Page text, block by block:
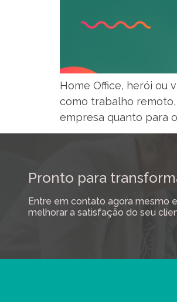
Home Office, herói ou
como trabalho
empresa quanto para
Pronto para
Entre em contato agora mesmo
melhorar a satisfação do seu